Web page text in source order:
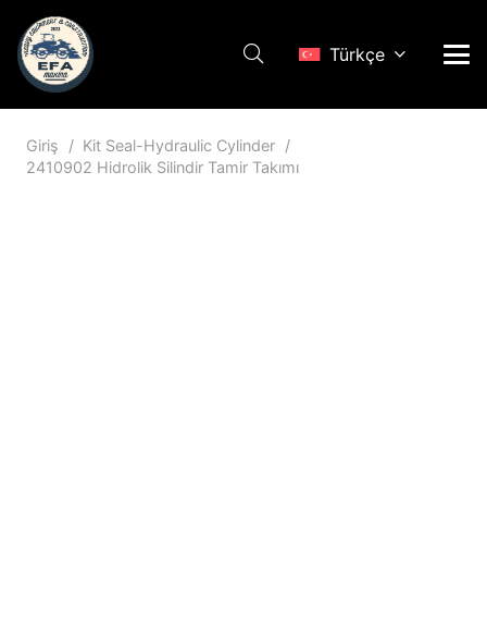
Türkçe
Giriş / Kit Seal-Hydraulic Cylinder /
2410902 Hidrolik Silindir Tamir Takımı